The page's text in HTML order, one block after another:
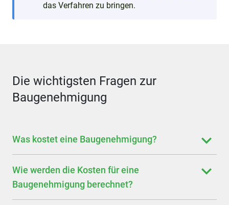
das Verfahren zu bringen.
Die wichtigsten Fragen zur
Baugenehmigung
Was kostet eine Baugenehmigung?
Wie werden die Kosten für eine
Baugenehmigung berechnet?